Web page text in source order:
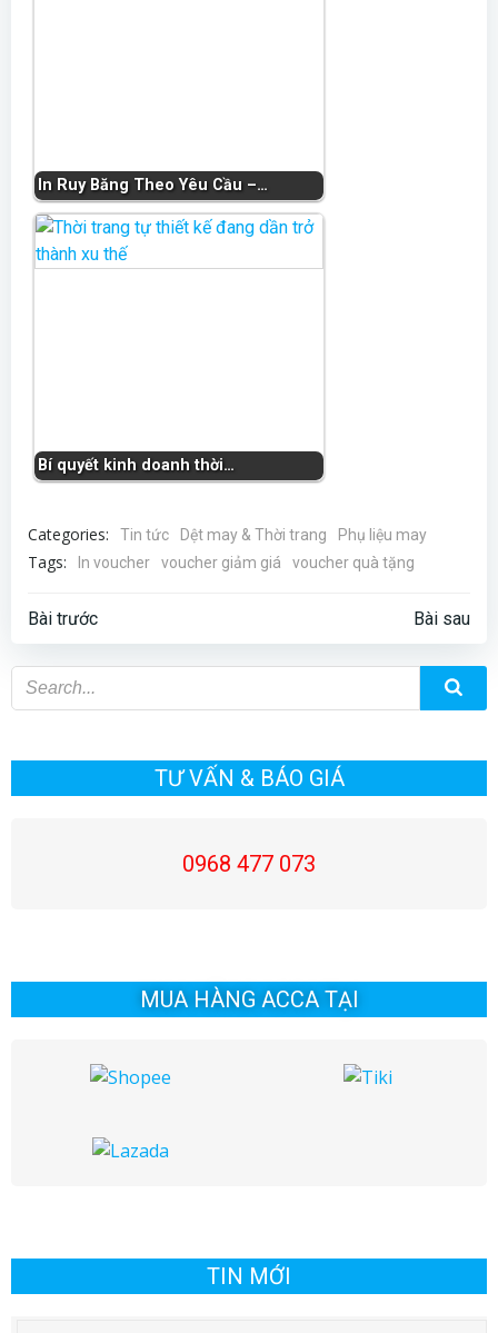
In Ruy Băng Theo Yêu Cầu –…
Bí quyết kinh doanh thời…
Categories: Tin tức Dệt may & Thời trang Phụ liệu may
Tags: In voucher voucher giảm giá voucher quà tặng
Điều
hướng
viết
Bài trước
Điều
hướng
viết
Bài sau
TƯ VẤN & BÁO GIÁ
0968 477 073
MUA HÀNG ACCA TẠI
TIN MỚI